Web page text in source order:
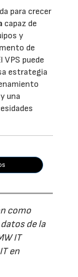
para crecer
capaz de
y
de
VPS puede
estrategia
una
como
de la
IT
en